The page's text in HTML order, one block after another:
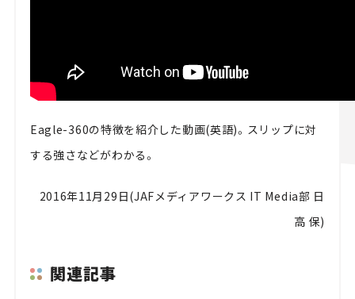
Eagle-360の特徴を紹介した動画(英語)。スリップに対
する強さなどがわかる。
2016年11月29日(JAFメディアワークス IT Media部 日
高 保)
関連記事